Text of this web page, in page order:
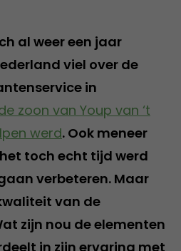
al weer een jaar
viel over de
in
zoon van Youp van ‘t
werd. Ook meneer
toch echt tijd werd
verbeteren. Maar
van de
zijn nou de elementen
in zijn ervaring met